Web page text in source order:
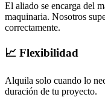
El aliado se encarga del
maquinaria. Nosotros
correctamente.
📈 Flexibilidad
Alquila solo cuando lo
duración de tu proyecto.